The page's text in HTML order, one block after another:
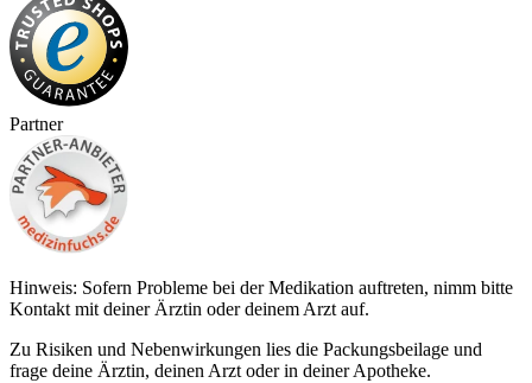
Partner
Hinweis: Sofern Probleme bei der Medikation auftreten, nimm bitte
Kontakt mit deiner Ärztin oder deinem Arzt auf.
Zu Risiken und Nebenwirkungen lies die Packungsbeilage und
frage deine Ärztin, deinen Arzt oder in deiner Apotheke.